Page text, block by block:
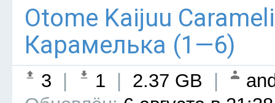
Otome Kaijuu
Карамелька (1—6)
3 1 2.37 GB